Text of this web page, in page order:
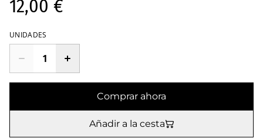
12,00 €
UNIDADES
Comprar ahora
Añadir a la cesta